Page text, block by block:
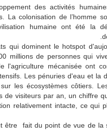
des activités
La colonisation de l’homme
humaine ont été la
qui dominent le hotspot
millions de personnes qui
mécanisée ont
Les pénuries d'eau et
les écosystèmes côtiers.
visiteurs par an, un chiffre
relativement intacte, ce
fait du point de vue de